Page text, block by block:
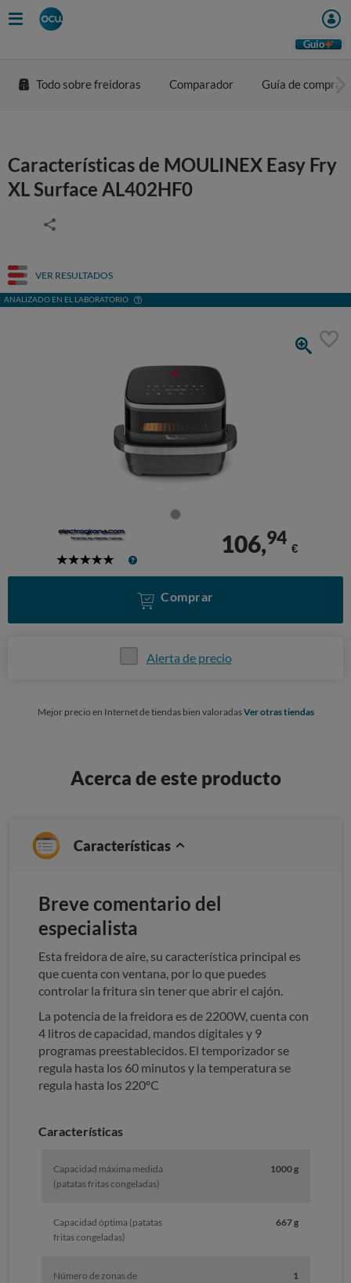
Guio
Todo sobre freidoras Comparador Guía de compra
Características de MOULINEX Easy Fry
XL Surface AL402HF0
VER RESULTADOS
ANALIZADO EN EL LABORATORIO
5
106,94
€
Comprar
Alerta de precio
Mejor precio en Internet de tiendas bien valoradasVer otras tiendas
Acerca de este producto
Características
Breve comentario del
especialista
Esta freidora de aire, su característica principal es
que cuenta con ventana, por lo que puedes
controlar la fritura sin tener que abrir el cajón.
La potencia de la freidora es de 2200W, cuenta con
4 litros de capacidad, mandos digitales y 9
programas preestablecidos. El temporizador se
regula hasta los 60 minutos y la temperatura se
regula hasta los 220ºC
Características
Capacidad máxima medida
(patatas fritas congeladas)
1000 g
Capacidad óptima (patatas
fritas congeladas)
667 g
Número de zonas de
1